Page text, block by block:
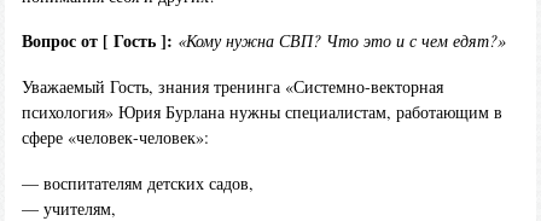
Вопрос от [ Гость ]: «Кому нужна СВП? Что это и с чем едят?»
Уважаемый Гость, знания тренинга «Системно-векторная
психология» Юрия Бурлана нужны специалистам, работающим в
сфере «человек-человек»:
— воспитателям детских садов,
— учителям,